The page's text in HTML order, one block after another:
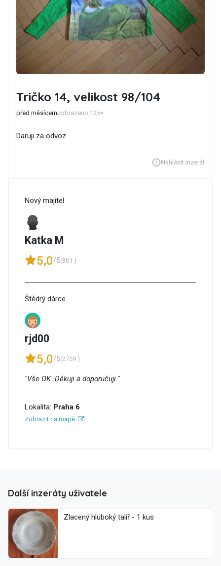
Tričko 14, velikost 98/104
před měsícemzobrazeno 125×
Daruji za odvoz.
Nahlásit inzerát
Nový majitel
Katka M
5,0/5(301 )
Štědrý dárce
rjd00
5,0/5(2759 )
"Vše OK. Děkuji a doporučuji."
Lokalita: Praha 6
Zobrazit na mapě
Další inzeráty uživatele
Zlacený hluboký talíř - 1 kus